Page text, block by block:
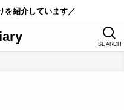
を紹介しています／
SEARCH